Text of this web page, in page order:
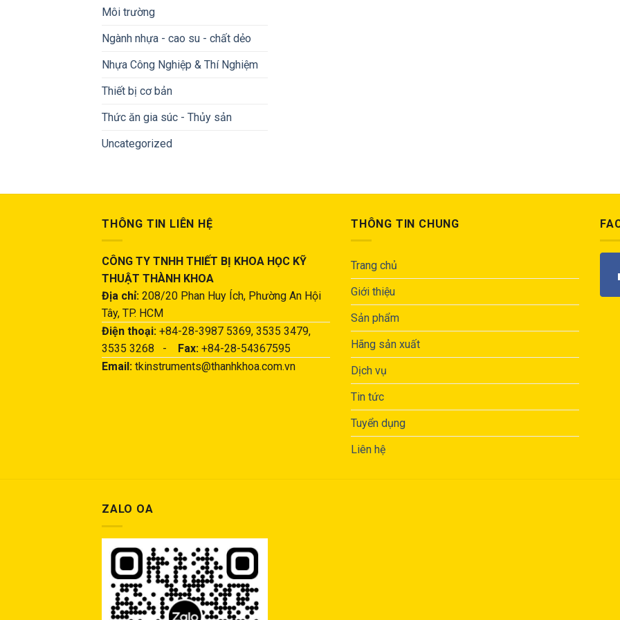
Môi trường
Ngành nhựa - cao su - chất dẻo
Nhựa Công Nghiệp & Thí Nghiệm
Thiết bị cơ bản
Thức ăn gia súc - Thủy sản
Uncategorized
THÔNG TIN LIÊN HỆ
CÔNG TY TNHH THIẾT BỊ KHOA HỌC KỸ
THUẬT THÀNH KHOA
Địa chỉ: 208/20 Phan Huy Ích, Phường An Hội
Tây, TP. HCM
Điện thoại: +84-28-3987 5369, 3535 3479,
3535 3268 -
Fax: +84-28-54367595
Email: tkinstruments@thanhkhoa.com.vn
THÔNG TIN CHUNG
Trang chủ
Giới thiệu
Sản phẩm
Hãng sản xuất
Dịch vụ
Tin tức
Tuyển dụng
Liên hệ
ZALO OA